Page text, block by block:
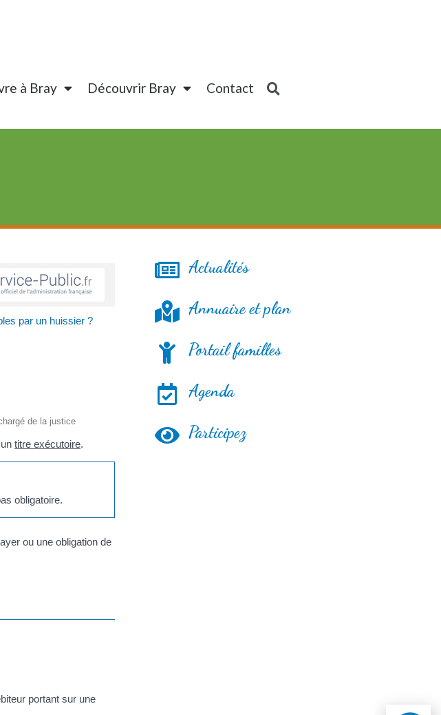
à Bray Découvrir Bray Contact
par un huissier ?
de la justice
titre exécutoire.
obligatoire.
ou une obligation de
portant sur une
Actualités
Annuaire et plan
Portail familles
Agenda
Participez